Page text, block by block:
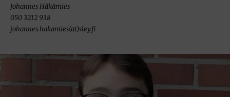
Johannes Häkämies
050 3212 938
johannes.hakamies(at)sley.fi